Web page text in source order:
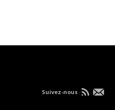
Suivez-nous